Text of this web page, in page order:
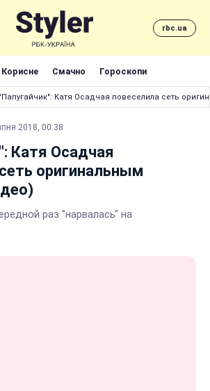
rbc.ua
Корисне Смачно Гороскопи
"Папугайчик": Катя Осадчая повеселила сеть
2018, 00:38
Катя Осадчая
оригинальным
раз "нарвалась" на